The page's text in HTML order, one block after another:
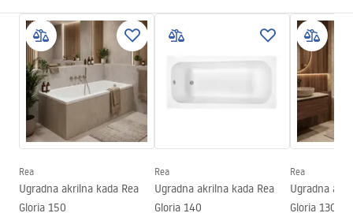
Materijal
Akril
Duljina
1595
Širina
750 mm
Visina
Strana ugradnje
Čep i sifon uključeni
Jamstvo
Informacije o bezbjednosti
WARUNKI_BEZPIECZENSTWA_WANNY.pdf
Garantni uslovi
Warranty_Terms_and_Conditions_Bathtubs.pdf
Uputstvo za montažu
Rea
Ugradna akrilna kada Rea
Gloria 150
Rea
Ugradna akrilna kada Rea
Gloria 140
Rea
Ugradna
Gloria 130